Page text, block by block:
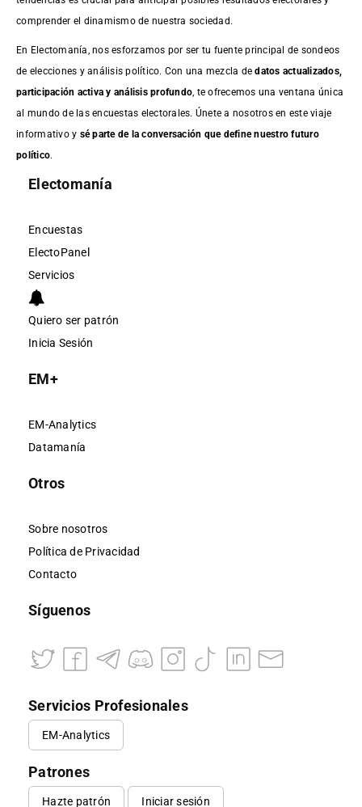
comprender el dinamismo de nuestra sociedad.
En Electomanía, nos esforzamos por ser tu fuente principal de sondeos
de elecciones y análisis político. Con una mezcla dedatos actualizados,
participación activa y análisis profundo , te ofrecemos una ventana única
al mundo de las encuestas electorales. Únete a nosotros en este viaje
informativo y sé parte de la conversación que define nuestro futuro
político.
Electomanía
Encuestas
ElectoPanel
Servicios
Quiero ser patrón
Inicia Sesión
EM+
EM-Analytics
Datamanía
Otros
Sobre nosotros
Política de Privacidad
Contacto
Síguenos
Servicios Profesionales
EM-Analytics
Patrones
Hazte patrón Iniciar sesión